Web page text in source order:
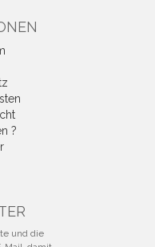
?
und die